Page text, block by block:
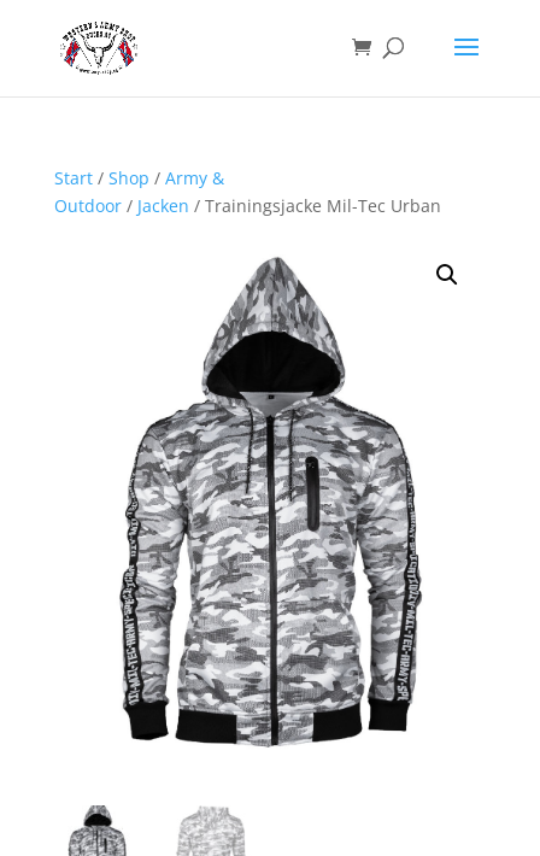
Start/ Shop / Army &
Outdoor/ Jacken / Trainingsjacke Mil-Tec Urban